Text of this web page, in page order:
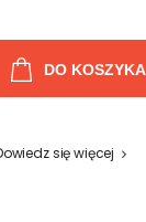
DO KOSZYKA
się więcej